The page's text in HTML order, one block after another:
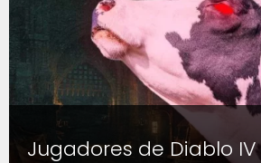
Jugadores de Diablo